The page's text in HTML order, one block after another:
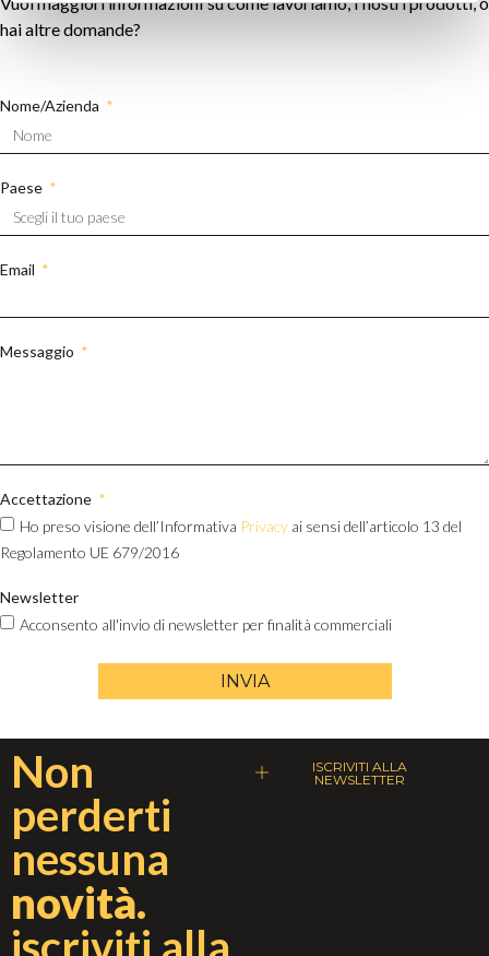
hai altre domande?
Nome/Azienda
Paese
Email
Messaggio
Accettazione
Ho preso visione dell’Informativa Privacy ai sensi dell’articolo 13 del
Regolamento UE 679/2016
Newsletter
Acconsento all'invio di newsletter per finalità commerciali
INVIA
Non
perderti
nessuna
novità.
ISCRIVITI ALLA
NEWSLETTER